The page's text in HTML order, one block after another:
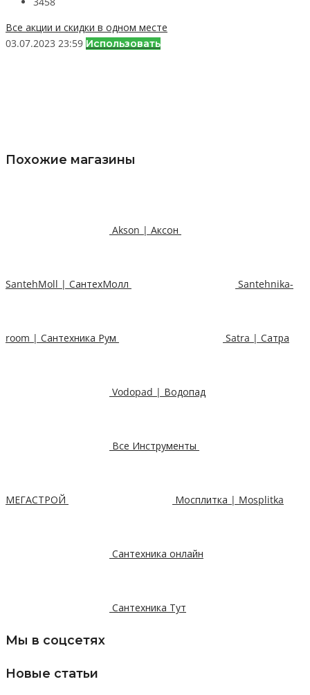
Все акции и скидки в одном месте
03.07.2023 23:59 Использовать
Похожие магазины
Akson | Аксон
SantehMoll | СантехМолл Santehnika-
room | Сантехника Рум Satra | Сатра
Vodopad | Водопад
Все Инструменты
МЕГАСТРОЙ Мосплитка | Mosplitka
Сантехника онлайн
Сантехника Тут
Мы в соцсетях
Новые статьи